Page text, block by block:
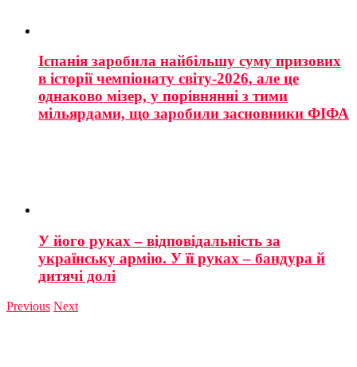
Іспанія заробила найбільшу суму призових
в історії чемпіонату світу-2026, але це
однаково мізер, у порівнянні з тими
мільярдами, що заробили засновники ФІФА
У його руках – відповідальність за
українську армію. У її руках – бандура й
дитячі долі
Previous Next